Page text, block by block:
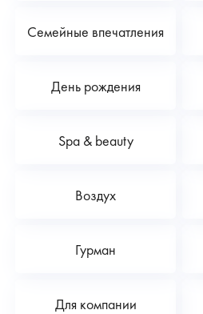
Семейные впечатления
День рождения
Spa & beauty
Воздух
Гурман
Для компании